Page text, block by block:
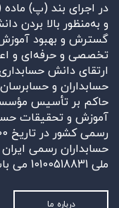
و به‌منظور بالا بردن
گسترش و بهبود
تخصصی و حرفه‌ای و
ارتقای دانش
حسابداران و
حاکم بر تأسیس
آموزش و تحقیقات
ملی 10100518831 می باشد.
درباره ما